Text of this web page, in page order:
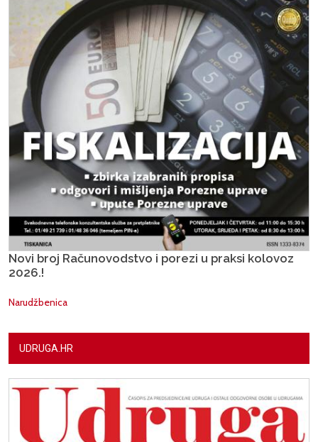
Novi broj Računovodstvo i porezi u praksi kolovoz
2026.!
Narudžbenica
UDRUGA.HR